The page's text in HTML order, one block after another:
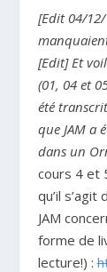
[Edit 04/12/
[Edit] Et
(01, 04 et
été
que JAM a
dans un
cours 4 et
qu’il
JAM
forme de
lecture!) :